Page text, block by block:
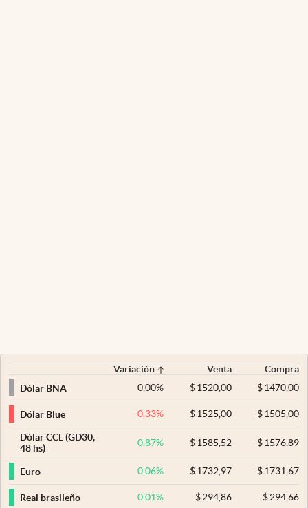
Variación Venta
Compra
Dólar BNA
0,00% $ 1520,00 $1470,00
Dólar Blue -0,33% $ 1525,00 $1505,00
Dólar CCL (GD30,
48 hs)
0,87% $ 1585,52 $1576,89
Euro 0,06% $ 1732,97 $1731,67
Real brasileño 0,01% $294,86 $294,66